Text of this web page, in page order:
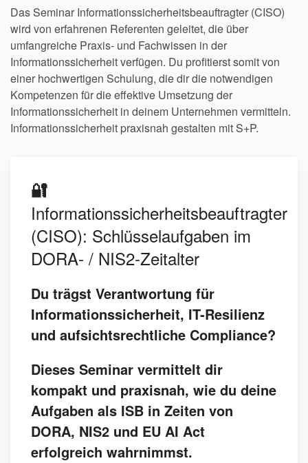
Das Seminar Informationssicherheitsbeauftragter (CISO)
wird von erfahrenen Referenten geleitet, die über
umfangreiche Praxis- und Fachwissen in der
Informationssicherheit verfügen. Du profitierst somit von
einer hochwertigen Schulung, die dir die notwendigen
Kompetenzen für die effektive Umsetzung der
Informationssicherheit in deinem Unternehmen vermitteln.
Informationssicherheit praxisnah gestalten mit S+P.
🔐
Informationssicherheitsbeauftragter
(CISO): Schlüsselaufgaben im
DORA- / NIS2-Zeitalter
Du trägst Verantwortung für
Informationssicherheit, IT-Resilienz
und aufsichtsrechtliche Compliance?
Dieses Seminar vermittelt dir
kompakt und praxisnah, wie du deine
Aufgaben als ISB in Zeiten von
DORA, NIS2 und EU AI Act
erfolgreich wahrnimmst.